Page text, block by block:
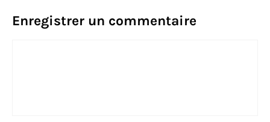
Enregistrer un commentaire